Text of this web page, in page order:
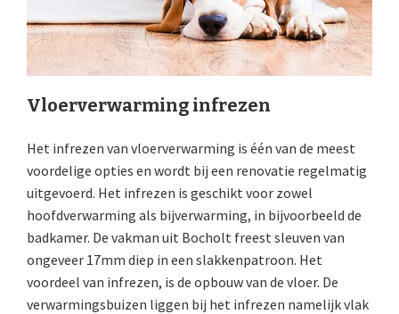
Vloerverwarming infrezen
Het infrezen van vloerverwarming is één van de meest
voordelige opties en wordt bij een renovatie regelmatig
uitgevoerd. Het infrezen is geschikt voor zowel
hoofdverwarming als bijverwarming, in bijvoorbeeld de
badkamer. De vakman uit Bocholt freest sleuven van
ongeveer 17mm diep in een slakkenpatroon. Het
voordeel van infrezen, is de opbouw van de vloer. De
verwarmingsbuizen liggen bij het infrezen namelijk vlak